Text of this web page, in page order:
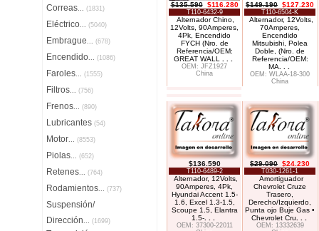
Correas... (1831)
Eléctrico... (5040)
Embrague... (678)
Encendido... (1086)
Faroles... (1555)
Filtros... (756)
Frenos... (890)
Lubricantes (54)
Motor... (8553)
Piolas... (652)
Retenes... (764)
Rodamientos... (737)
Suspensión/
Dirección... (1699)
$135.590 $116.280
T110-6432-9
Alternador Chino,
12Volts, 90Amperes,
4Pk, Encendido
FYCH (Nro. de
Referencia/OEM:
GREAT WALL
OEM: JFZ1927
China
$149.190 $127.230
T110-6504-K
Alternador, 12Volts,
70Amperes,
Encendido
Mitsubishi, Polea
Doble, (Nro. de
Referencia/OEM:
MA
OEM: WLAA-18-300
China
$136.590
T110-6489-2
Alternador, 12Volts,
90Amperes, 4Pk,
Hyundai Accent 1.5-
1.6, Excel 1.3-1.5,
Scoupe 1.5, Elantra
1.5-
OEM: 37300-22011
$29.090 $24.230
T030-1261-1
Amortiguador
Chevrolet Cruze
Trasero,
Derecho/Izquierdo,
Punta ojo Buje Gas •
Chevrolet Cru
OEM: 13332639